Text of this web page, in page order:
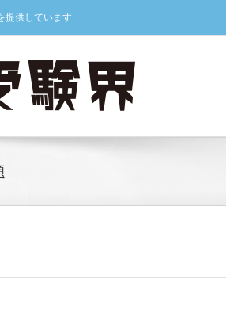
提供しています